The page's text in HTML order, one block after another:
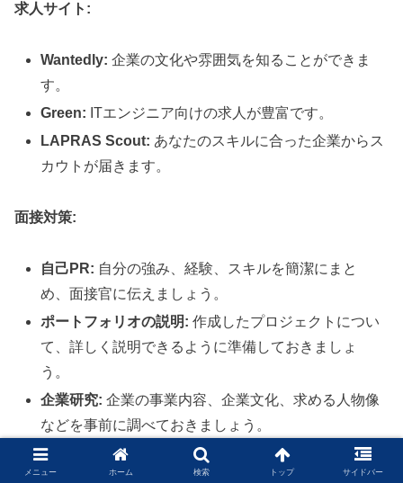
求人サイト:
Wantedly: 企業の文化や雰囲気を知ることができま
す。
Green: ITエンジニア向けの求人が豊富です。
LAPRAS Scout: あなたのスキルに合った企業からス
カウトが届きます。
面接対策:
自己PR: 自分の強み、経験、スキルを簡潔にまと
め、面接官に伝えましょう。
ポートフォリオの説明: 作成したプロジェクトについ
て、詳しく説明できるように準備しておきましょ
う。
企業研究: 企業の事業内容、企業文化、求める人物像
などを事前に調べておきましょう。
質問の準備:面接官に質問することで、企業への関心
を示すことができます。
メニュー ホーム 検索 トップ サイドバー